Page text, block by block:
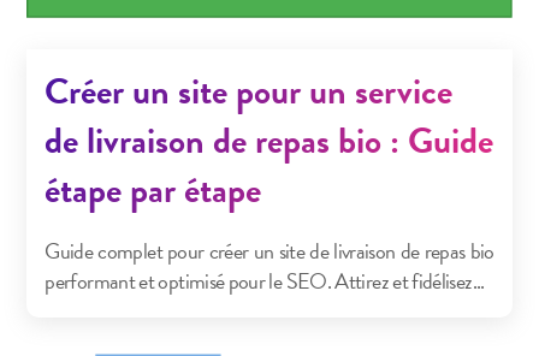
Créer un site pour un service
de livraison de repas bio : Guide
étape par étape
Guide complet pour créer un site de livraison de repas bio
performant et optimisé pour le SEO. Attirez et fidélisez...